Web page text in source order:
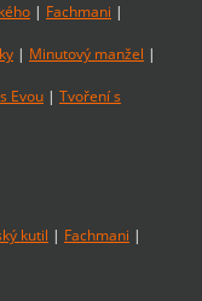
| Fachmani |
| Minutový manžel |
Evou | Tvoření s
kutil | Fachmani |